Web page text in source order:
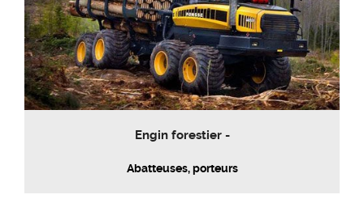
Engin forestier -
Abatteuses, porteurs